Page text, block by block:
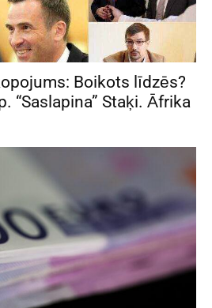
Boikots līdzēs?
“Saslapina” Staķi. Āfrika